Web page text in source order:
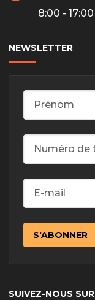
8:00 - 17:00
NEWSLETTER
SUIVEZ-NOUS SUR